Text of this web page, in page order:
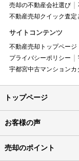
売却の不動産会社選び
不動産売却クイック査定
サイトコンテンツ
不動産売却トップページ
プライバシーポリシー
宇都宮中古マンションカ
トップページ
お客様の声
売却のポイント